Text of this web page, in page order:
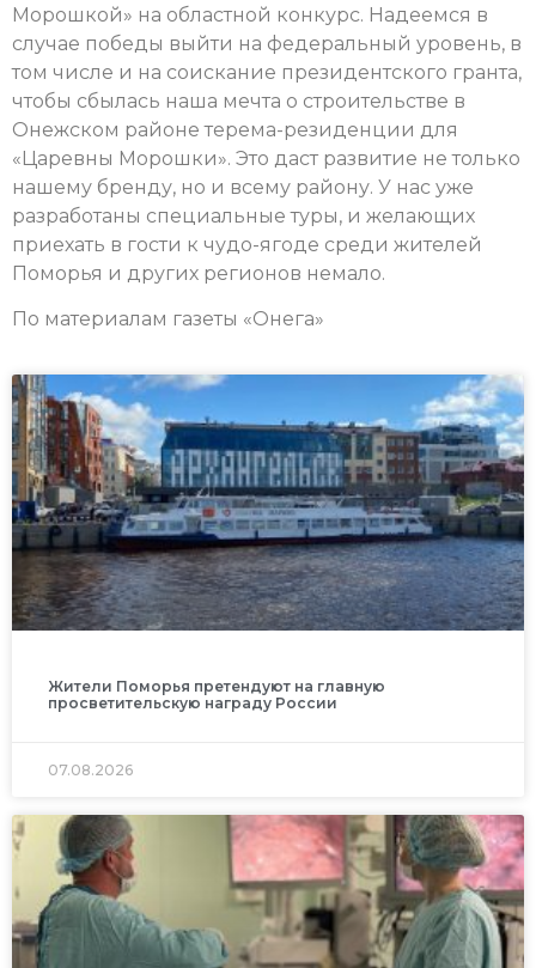
Морошкой» на областной конкурс. Надеемся в
случае победы выйти на федеральный уровень, в
том числе и на соискание президентского гранта,
чтобы сбылась наша мечта о строительстве в
Онежском районе терема-резиденции для
«Царевны Морошки». Это даст развитие не только
нашему бренду, но и всему району. У нас уже
разработаны специальные туры, и желающих
приехать в гости к чудо-ягоде среди жителей
Поморья и других регионов немало.
По материалам газеты «Онега»
Жители Поморья претендуют на главную
просветительскую награду России
07.08.2026